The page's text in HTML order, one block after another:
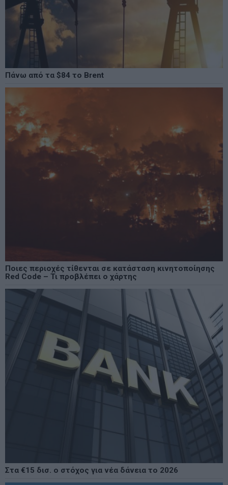
Πάνω από τα $84 το Brent
Ποιες περιοχές τίθενται σε κατάσταση κινητοποίησης
Red Code – Τι προβλέπει ο χάρτης
Στα €15 δισ. ο στόχος για νέα δάνεια το 2026